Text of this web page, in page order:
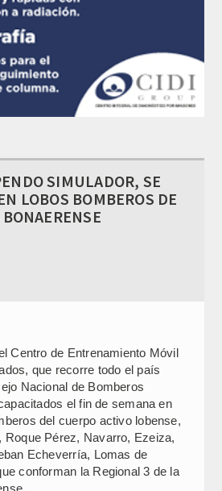
SIMULADOR, SE
LOBOS BOMBEROS DE
Centro de Entrenamiento Móvil
que recorre todo el país
Nacional de Bomberos
el fin de semana en
del cuerpo activo lobense,
Roque Pérez, Navarro, Ezeiza,
Echeverría, Lomas de
conforman la Regional 3 de la